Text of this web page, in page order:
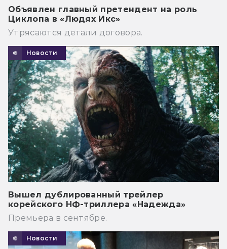
Объявлен главный претендент на роль
Циклопа в «Людях Икс»
Утрясаются детали договора.
Новости
Вышел дублированный трейлер
корейского НФ-триллера «Надежда»
Премьера в сентябре.
Новости